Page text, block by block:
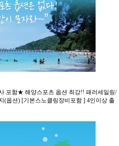
포함★ 해양스포츠 옵션 최강!! 패러세일링/
(옵션) [기본스노클링장비포함 ] 4인이상 출